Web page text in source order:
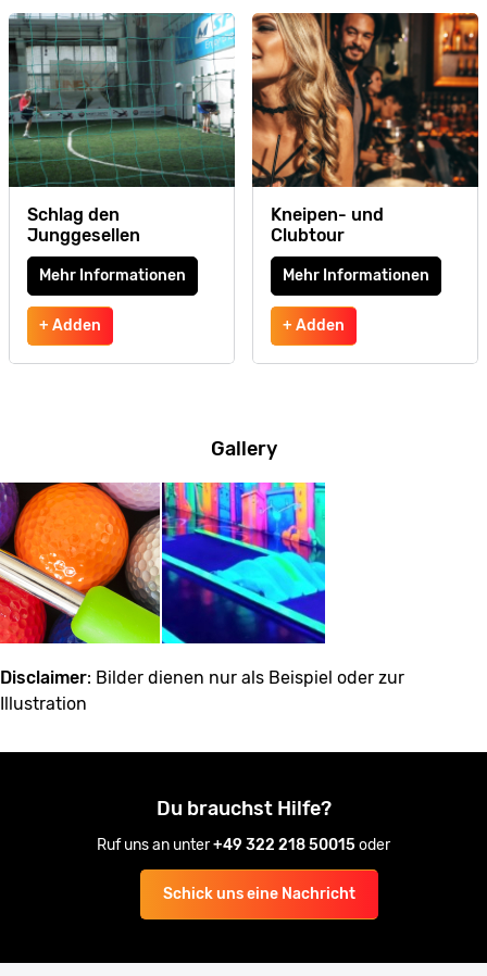
Schlag den
Junggesellen
Mehr Informationen
+ Adden
Kneipen- und
Clubtour
Mehr Informationen
+ Adden
Gallery
Disclaimer: Bilder dienen nur als Beispiel oder zur
Illustration
Du brauchst Hilfe?
Ruf uns an unter+49 322 218 50015oder
Schick uns eine Nachricht